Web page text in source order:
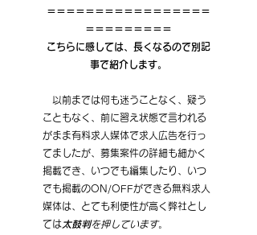
＝＝＝＝＝＝＝＝＝＝＝＝＝＝＝＝＝
＝＝＝＝＝＝＝＝＝
こちらに感しては、長くなるので別記
事で紹介します。
以前までは何も迷うことなく、疑う
こともなく、前に習え状態で言われる
がまま有料求人媒体で求人広告を行っ
てましたが、募集案件の詳細も細かく
掲載でき、いつでも編集したり、いつ
でも掲載のON/OFFができる無料求人
媒体は、とても利便性が高く弊社とし
ては 太鼓判を押しています。